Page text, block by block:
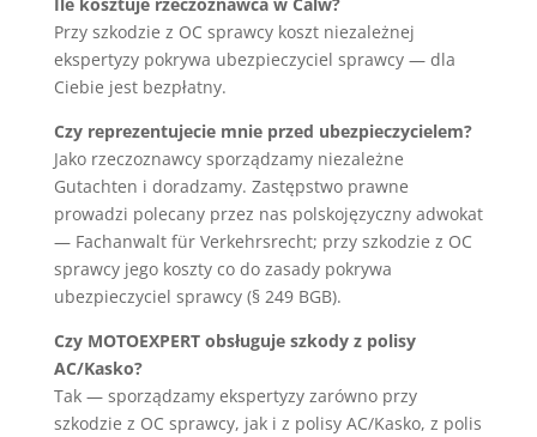
Przy szkodzie z OC sprawcy koszt niezależnej
ekspertyzy pokrywa ubezpieczyciel sprawcy — dla
Ciebie jest bezpłatny.
Czy reprezentujecie mnie przed ubezpieczycielem?
Jako rzeczoznawcy sporządzamy niezależne
Gutachten i doradzamy. Zastępstwo prawne
prowadzi polecany przez nas polskojęzyczny adwokat
— Fachanwalt für Verkehrsrecht; przy szkodzie z OC
sprawcy jego koszty co do zasady pokrywa
ubezpieczyciel sprawcy (§ 249 BGB).
Czy MOTOEXPERT obsługuje szkody z polisy
AC/Kasko?
Tak — sporządzamy ekspertyzy zarówno przy
szkodzie z OC sprawcy, jak i z polisy AC/Kasko, z polis